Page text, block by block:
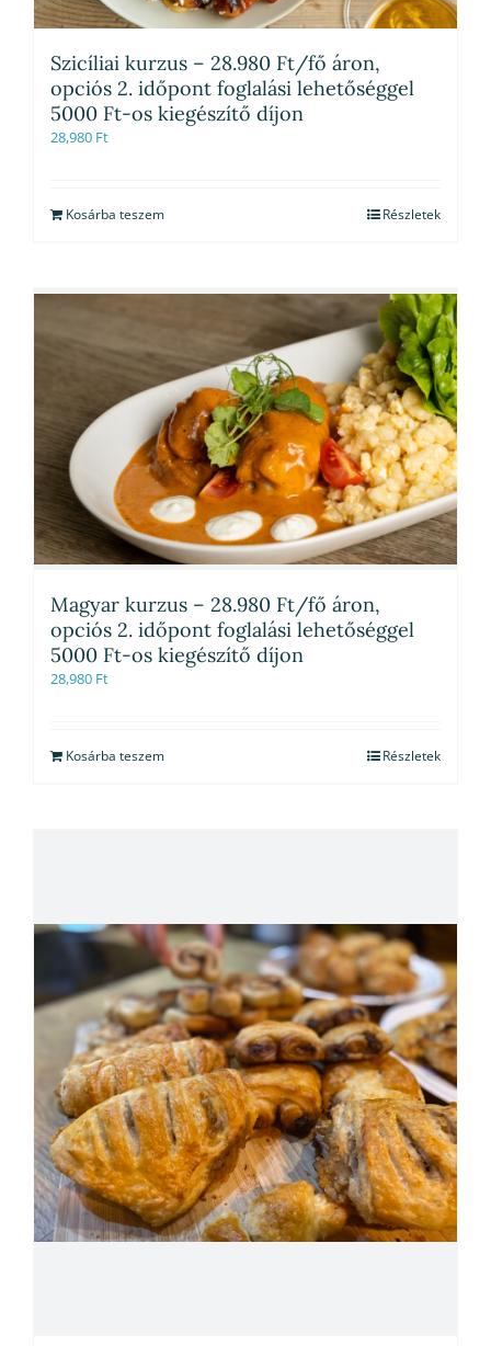
Szicíliai kurzus – 28.980 Ft/fő áron,
opciós 2. időpont foglalási lehetőséggel
5000 Ft-os kiegészítő díjon
28,980 Ft
Kosárba teszem Részletek
Magyar kurzus – 28.980 Ft/fő áron,
opciós 2. időpont foglalási lehetőséggel
5000 Ft-os kiegészítő díjon
28,980 Ft
Kosárba teszem Részletek